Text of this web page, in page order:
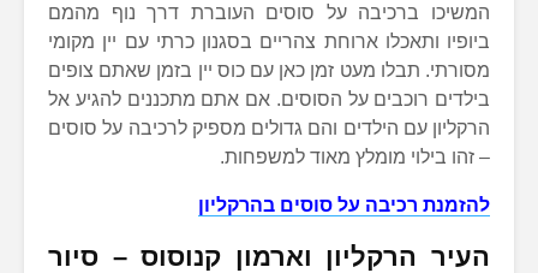
המשיכו ברכיבה על סוסים העוברת דרך נוף מהמם
ביופיו ותאכלו ארוחת צהריים בסגנון כרתי עם יין מקומי
מסורתי. תבלו מעט זמן כאן עם כוס יין בזמן שאתם צופים
בילדים רוכבים על הסוסים. אם אתם מתכננים להגיע אל
הרקליון עם הילדים והם גדולים מספיק לרכיבה על סוסים
– זהו בילוי מומלץ מאוד למשפחות.
להזמנת רכיבה על סוסים בהרקליון
העיר הרקליון וארמון קנוסוס – סיור